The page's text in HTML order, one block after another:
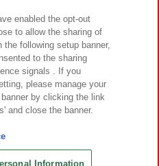
よくあるご質問・お問い合わせ
Amusement Inc.
Lab Inc.
All Rights Reserved.
enabled the opt-out
to allow the sharing of
following setup banner,
to the sharing
signals . If you
please manage your
by clicking the link
and close the banner.
Information